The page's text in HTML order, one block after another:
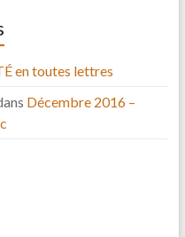
en toutes lettres
Décembre 2016 –